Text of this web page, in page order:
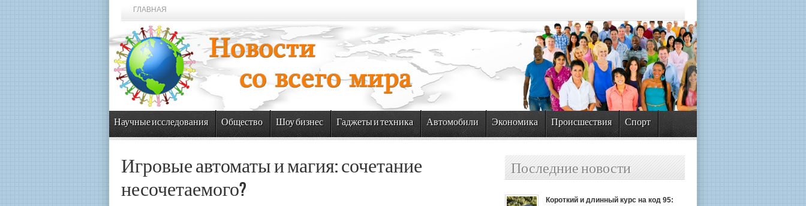
ГЛАВНАЯ
Научные исследования Общество Шоу бизнес Гаджеты и техника Автомобили Экономика Происшествия Спорт
Игровые автоматы и магия: сочетание
несочетаемого?
Последние новости
Короткий и длинный курс на код 95: